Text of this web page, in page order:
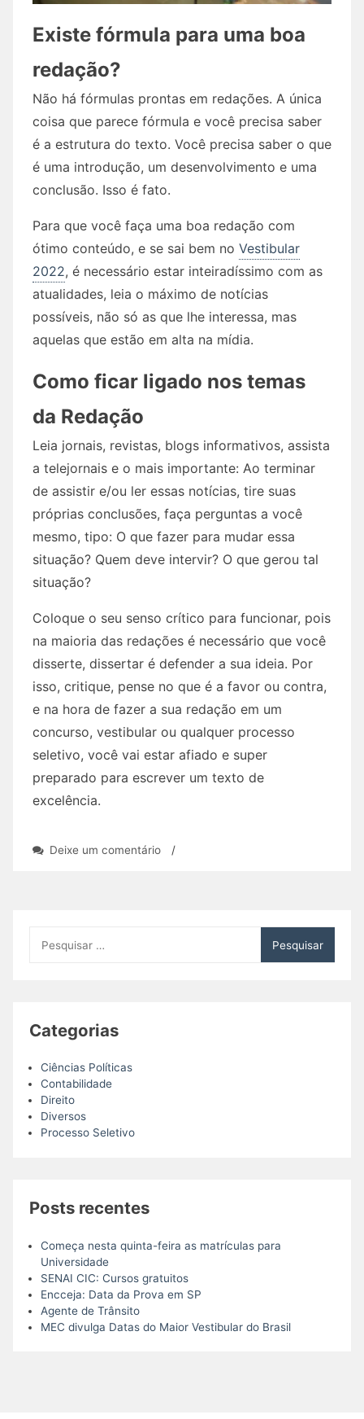
Existe fórmula para uma boa
redação?
Não há fórmulas prontas em redações. A única
coisa que parece fórmula e você precisa saber
é a estrutura do texto. Você precisa saber o que
é uma introdução, um desenvolvimento e uma
conclusão. Isso é fato.
Para que você faça uma boa redação com
ótimo conteúdo, e se sai bem no Vestibular
2022, é necessário estar inteiradíssimo com as
atualidades, leia o máximo de notícias
possíveis, não só as que lhe interessa, mas
aquelas que estão em alta na mídia.
Como ficar ligado nos temas
da Redação
Leia jornais, revistas, blogs informativos, assista
a telejornais e o mais importante: Ao terminar
de assistir e/ou ler essas notícias, tire suas
próprias conclusões, faça perguntas a você
mesmo, tipo: O que fazer para mudar essa
situação? Quem deve intervir? O que gerou tal
situação?
Coloque o seu senso crítico para funcionar, pois
na maioria das redações é necessário que você
disserte, dissertar é defender a sua ideia. Por
isso, critique, pense no que é a favor ou contra,
e na hora de fazer a sua redação em um
concurso, vestibular ou qualquer processo
seletivo, você vai estar afiado e super
preparado para escrever um texto de
excelência.
Deixe um comentárioem/
por:
Categorias
Ciências Políticas
Contabilidade
Direito
Diversos
Processo Seletivo
Posts recentes
Começa nesta quinta-feira as matrículas para
Universidade
SENAI CIC: Cursos gratuitos
Encceja: Data da Prova em SP
Agente de Trânsito
MEC divulga Datas do Maior Vestibular do Brasil